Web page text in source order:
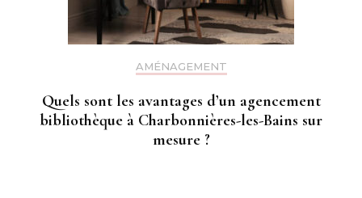
AMÉNAGEMENT
Quels sont les avantages d’un agencement
bibliothèque à Charbonnières-les-Bains sur
mesure ?